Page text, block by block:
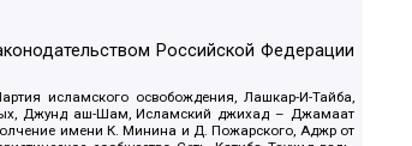
Российской Федерации
исламского освобождения, Лашкар-И-Тайба,
Джунд аш-Шам, Исламский джихад – Джамаат
имени К. Минина и Д. Пожарского, Аджр от